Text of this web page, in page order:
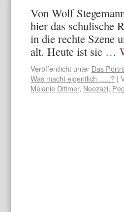
Von Wolf
hier das schulische
in die rechte Szene
alt. Heute ist sie …
Veröffentlicht unter Das
Was macht eigentlich ......? |
Melanie Dittmer, Neozazi,